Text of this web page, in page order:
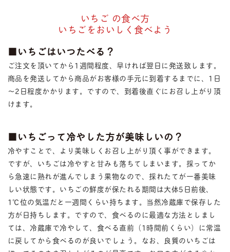
いちご の食べ方
いちごをおいしく食べよう
■いちごはいつたべる？
ご注文を頂いてから1週間程度、早ければ翌日に発送致します。
商品を発送してから商品がお客様の手元に到着するまでに、1日
～2日程度かかります。ですので、到着後直ぐにお召し上がり頂
けます。
■いちごって冷やした方が美味しいの？
冷やすことで、より美味しくお召し上がり頂く事ができます。
ですが、いちごは冷やすと甘みも落ちてしまいます。採ってか
ら急速に熟れが進んでしまう果物なので、採れたてが一番美味
しい状態です。いちごの鮮度が保たれる期間は大体5日前後、
1℃位の気温だと一週間くらい持ちます。当然冷蔵庫で保存した
方が日持ちします。ですので、食べるのに最適な方法としまし
ては、冷蔵庫で冷やして、食べる直前（1時間前くらい）に常温
に戻してから食べるのが良いでしょう。なお、良質のいちごは